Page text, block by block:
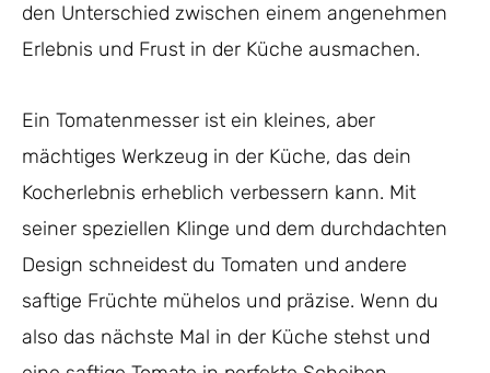
den Unterschied zwischen einem angenehmen
Erlebnis und Frust in der Küche ausmachen.
Ein Tomatenmesser ist ein kleines, aber
mächtiges Werkzeug in der Küche, das dein
Kocherlebnis erheblich verbessern kann. Mit
seiner speziellen Klinge und dem durchdachten
Design schneidest du Tomaten und andere
saftige Früchte mühelos und präzise. Wenn du
also das nächste Mal in der Küche stehst und